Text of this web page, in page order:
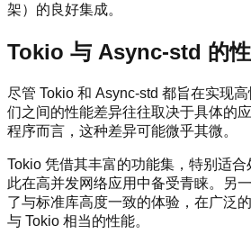
架）的良好集成。
Tokio 与 Async-std 的
尽管 Tokio 和 Async-std 都旨在实现
们之间的性能差异往往取决于具体的
程序而言，这种差异可能微乎其微。
Tokio 凭借其丰富的功能集，特别适
此在高并发网络应用中备受青睐。另
了与标准库高度一致的体验，在广泛
与 Tokio 相当的性能。